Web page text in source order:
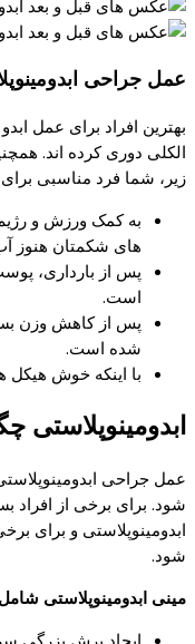
عمل جراحی
بهترین افراد برای عمل
الکلی دوری کرده اند.
زیر، شما فرد مناسبی
به کمک ورزش و رژیم
های شکمتان هنوز
پس از بارداری،
است.
پس از کاهش وزن
شده است.
با اینکه خوش هیکل
ابدومینوپلاستی
عمل جراحی
شود. برای برخی از افراد
ابدومینوپلاستی و برای
شود.
مینی ابدومینوپلاستی